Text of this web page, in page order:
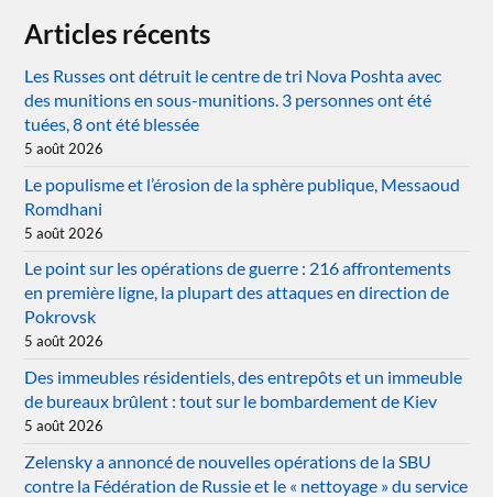
Articles récents
Les Russes ont détruit le centre de tri Nova Poshta avec
des munitions en sous-munitions. 3 personnes ont été
tuées, 8 ont été blessée
5 août 2026
Le populisme et l’érosion de la sphère publique, Messaoud
Romdhani
5 août 2026
Le point sur les opérations de guerre : 216 affrontements
en première ligne, la plupart des attaques en direction de
Pokrovsk
5 août 2026
Des immeubles résidentiels, des entrepôts et un immeuble
de bureaux brûlent : tout sur le bombardement de Kiev
5 août 2026
Zelensky a annoncé de nouvelles opérations de la SBU
contre la Fédération de Russie et le « nettoyage » du service